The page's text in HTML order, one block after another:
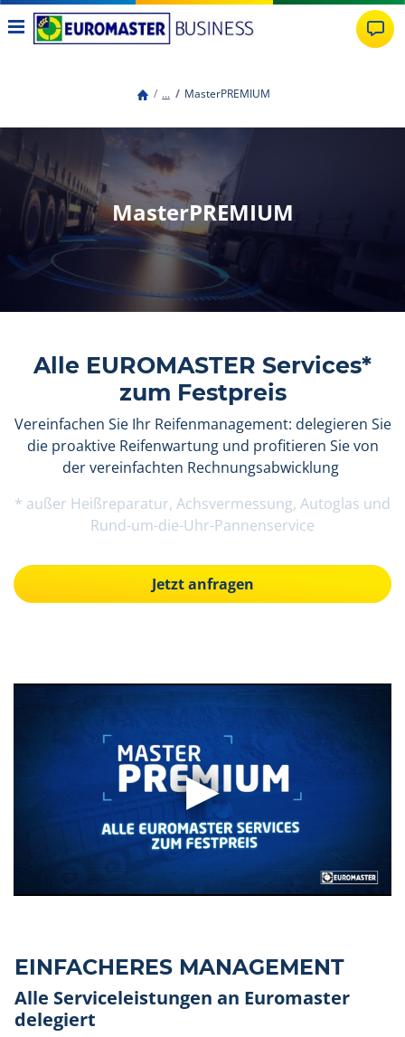
... MasterPREMIUM
MasterPREMIUM
Alle EUROMASTER Services*
zum Festpreis
Vereinfachen Sie Ihr Reifenmanagement: delegieren Sie
die proaktive Reifenwartung und profitieren Sie von
der vereinfachten Rechnungsabwicklung
* außer Heißreparatur, Achsvermessung, Autoglas und
Rund-um-die-Uhr-Pannenservice
Jetzt anfragen
EINFACHERES MANAGEMENT
Alle Serviceleistungen an Euromaster
delegiert